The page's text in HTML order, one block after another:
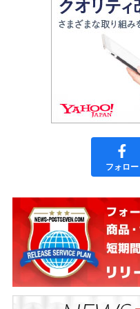
フォロー